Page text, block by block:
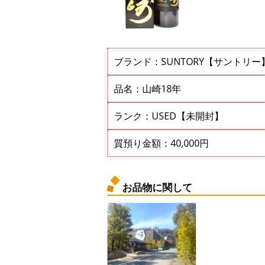
ブランド：SUNTORY【サントリー】
品名：山崎18年
ランク：USED【未開封】
質預り金額：40,000円
お品物に関して